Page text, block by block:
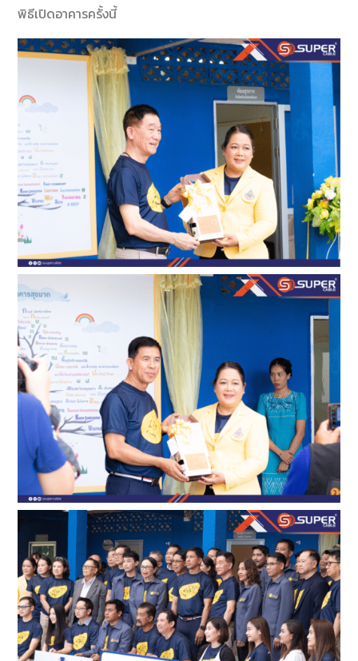
พิธีเปิดอาคารครั้งนี้